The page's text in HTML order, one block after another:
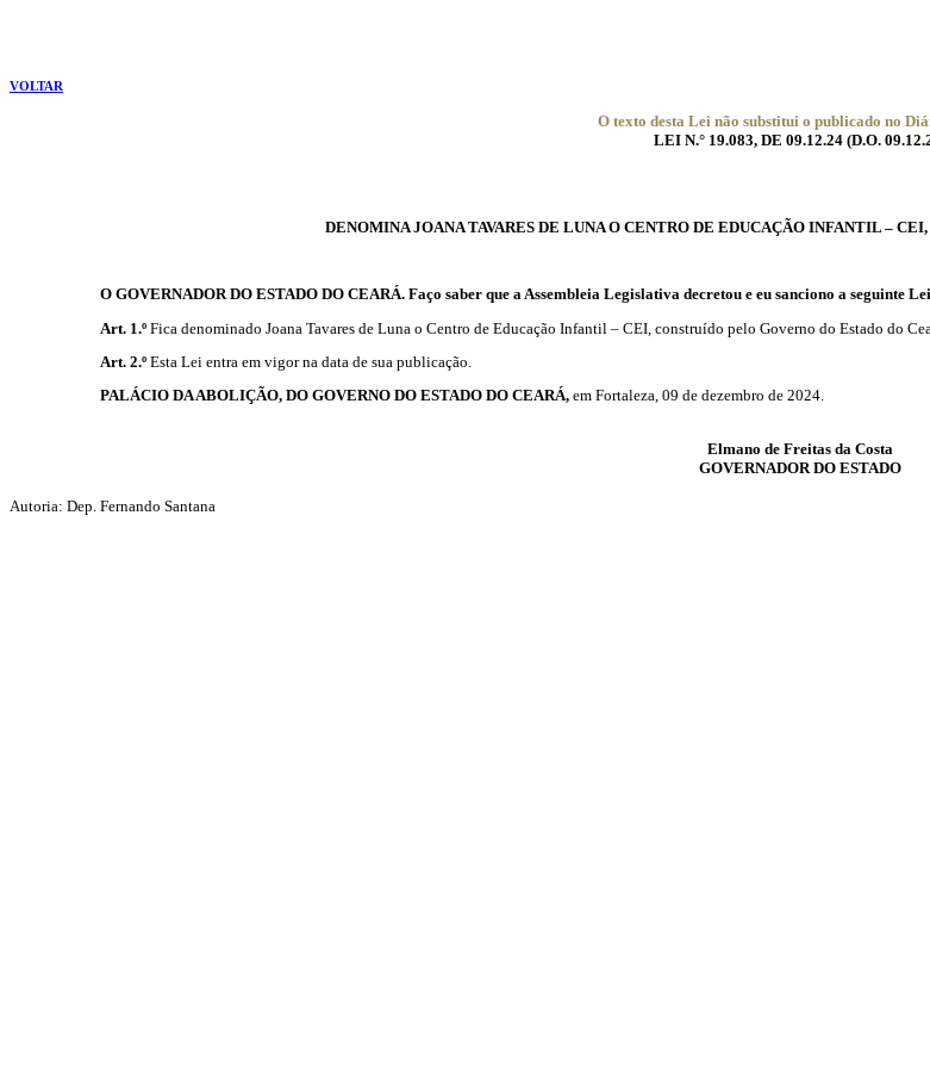
VOLTAR
O texto desta Lei não substitui o publicado no
LEI N.° 19.083, DE 09.12.24 (D.O.
DENOMINA JOANA TAVARES DE LUNA O CENTRO DE EDUCAÇÃO INFANTIL –
O GOVERNADOR DO ESTADO DO CEARÁ. Faço saber que a Assembleia Legislativa decretou e eu sanciono a seguinte
Art. 1.ºFica denominado Joana Tavares de Luna o Centro de Educação Infantil – CEI, construído pelo Governo do Estado do
Art. 2.ºEsta Lei entra em vigor na data de sua publicação.
PALÁCIO DA ABOLIÇÃO, DO GOVERNO DO ESTADO DO CEARÁ,em Fortaleza, 09 de dezembro de 2024.
Elmano de Freitas da Costa
GOVERNADOR DO ESTADO
Autoria: Dep. Fernando Santana